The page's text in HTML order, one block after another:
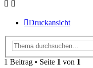
Druckansicht
1 Beitrag • Seite 1 von 1